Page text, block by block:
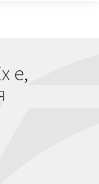
e,